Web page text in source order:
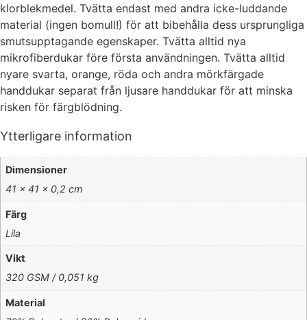
klorblekmedel. Tvätta endast med andra icke-luddande
material (ingen bomull!) för att bibehålla dess ursprungliga
smutsupptagande egenskaper. Tvätta alltid nya
mikrofiberdukar före första användningen. Tvätta alltid
nyare svarta, orange, röda och andra mörkfärgade
handdukar separat från ljusare handdukar för att minska
risken för färgblödning.
Ytterligare information
Dimensioner
41 × 41 × 0,2 cm
Färg
Lila
Vikt
320 GSM / 0,051 kg
Material